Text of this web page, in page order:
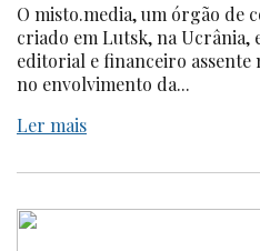
O misto.media, um órgão de
criado em Lutsk, na Ucrânia,
editorial e financeiro
no envolvimento da...
Ler mais